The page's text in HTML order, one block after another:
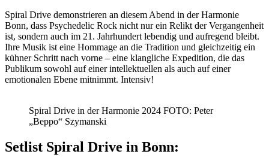
Spiral Drive demonstrieren an diesem Abend in der Harmonie
Bonn, dass Psychedelic Rock nicht nur ein Relikt der Vergangenheit
ist, sondern auch im 21. Jahrhundert lebendig und aufregend bleibt.
Ihre Musik ist eine Hommage an die Tradition und gleichzeitig ein
kühner Schritt nach vorne – eine klangliche Expedition, die das
Publikum sowohl auf einer intellektuellen als auch auf einer
emotionalen Ebene mitnimmt. Intensiv!
Spiral Drive in der Harmonie 2024 FOTO: Peter
„Beppo“ Szymanski
Setlist Spiral Drive in Bonn: